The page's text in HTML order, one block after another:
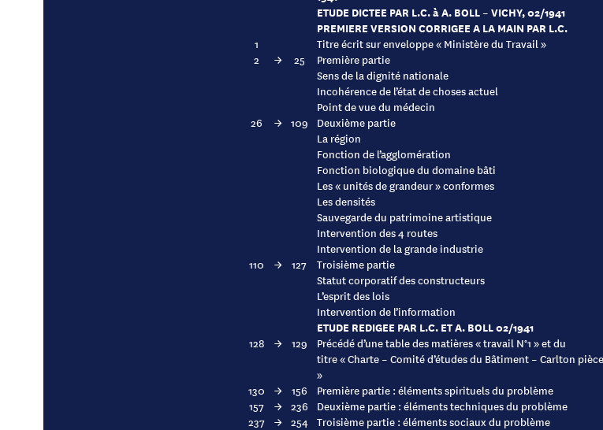
ETUDE DICTEE PAR L.C. à A. BOLL – VICHY, 02/1941
PREMIERE VERSION CORRIGEE A LA MAIN PAR L.C.
1
Titre écrit sur enveloppe « Ministère du Travail »
2
→ 25
Première partie
Sens de la dignité nationale
Incohérence de l’état de choses actuel
Point de vue du médecin
26
→ 109
Deuxième partie
La région
Fonction de l’agglomération
Fonction biologique du domaine bâti
Les « unités de grandeur » conformes
Les densités
Sauvegarde du patrimoine artistique
Intervention des 4 routes
Intervention de la grande industrie
110
→ 127
Troisième partie
Statut corporatif des constructeurs
L’esprit des lois
Intervention de l’information
ETUDE REDIGEE PAR L.C. ET A. BOLL 02/1941
128 → 129
Précédé d’une table des matières « travail N°1 » et du
titre « Charte – Comité d’études du Bâtiment – Carlton
»
130
→ 156
Première partie : éléments spirituels du problème
157
→ 236
Deuxième partie : éléments techniques du problème
237 → 254 Troisième partie : éléments sociaux du problème